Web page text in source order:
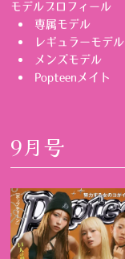
モデルプロフィール
専属モデル
レギュラーモデル
メンズモデル
Popteenメイト
9月号